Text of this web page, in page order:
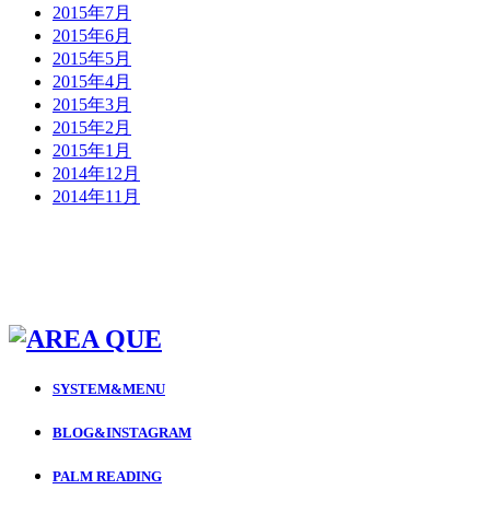
2015年7月
2015年6月
2015年5月
2015年4月
2015年3月
2015年2月
2015年1月
2014年12月
2014年11月
SYSTEM&MENU
BLOG&INSTAGRAM
PALM READING